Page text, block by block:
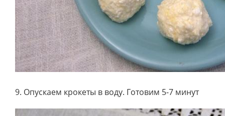
9. Опускаем крокеты в воду. Готовим 5-7 минут